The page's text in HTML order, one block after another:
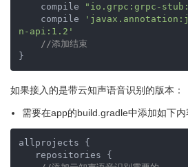
    compile
"io.grpc:grpc-
    compile
n-api:1.2'
//添加结束
}
如果接入的是带云知声语音识别的版本：
需要在app的build.gradle中添加如下内
allprojects {